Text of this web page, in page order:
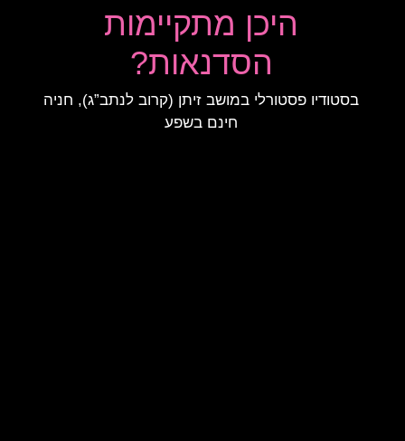
היכן מתקיימות
הסדנאות?
בסטודיו פסטורלי במושב זיתן (קרוב לנתב”ג), חניה
חינם בשפע